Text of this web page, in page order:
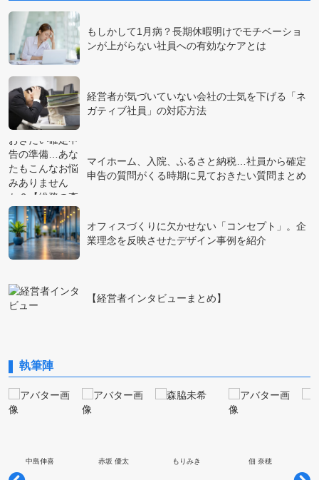
もしかして1月病？長期休暇明けでモチベーショ
ンが上がらない社員への有効なケアとは
経営者が気づいていない会社の士気を下げる「ネ
ガティブ社員」の対応方法
マイホーム、入院、ふるさと納税…社員から確定
申告の質問がくる時期に見ておきたい質問まとめ
オフィスづくりに欠かせない「コンセプト」。企
業理念を反映させたデザイン事例を紹介
【経営者インタビューまとめ】
執筆陣
中島伸喜 赤坂 優太 もりみき 佃 奈穂